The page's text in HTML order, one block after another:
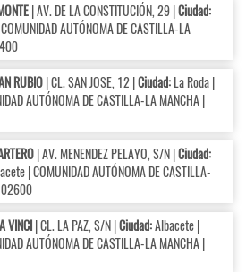
| AV. DE LA CONSTITUCIÓN, 29 |Ciudad:
AUTÓNOMA DE CASTILLA-LA
RUBIO| CL. SAN JOSE, 12 |Ciudad:La Roda |
AUTÓNOMA DE CASTILLA-LA MANCHA |
| AV. MENENDEZ PELAYO, S/N |Ciudad:
| COMUNIDAD AUTÓNOMA DE CASTILLA-
02600
VINCI| CL. LA PAZ, S/N |Ciudad:Albacete |
AUTÓNOMA DE CASTILLA-LA MANCHA |